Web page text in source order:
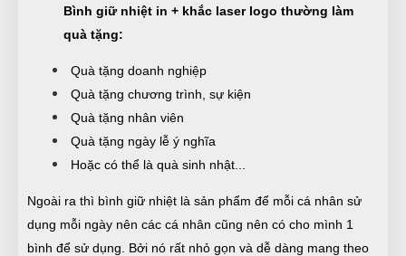
Bình giữ nhiệt in + khắc laser logo thường làm
quà tặng:
Quà tặng doanh nghiệp
Quà tặng chương trình, sự kiện
Quà tặng nhân viên
Quà tặng ngày lễ ý nghĩa
Hoặc có thể là quà sinh nhật...
Ngoài ra thì bình giữ nhiệt là sản phẩm để mỗi cá nhân sử
dụng mỗi ngày nên các cá nhân cũng nên có cho mình 1
bình để sử dụng. Bởi nó rất nhỏ gọn và dễ dàng mang theo